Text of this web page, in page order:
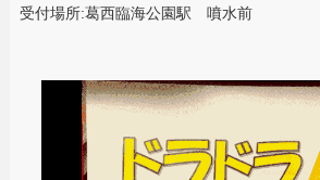
受付場所:葛西臨海公園駅 噴水前